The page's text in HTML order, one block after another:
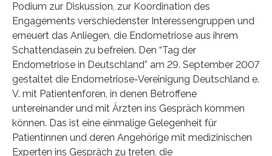
Podium zur Diskussion, zur Koordination des
Engagements verschiedenster Interessengruppen und
erneuert das Anliegen, die Endometriose aus ihrem
Schattendasein zu befreien. Den “Tag der
Endometriose in Deutschland” am 29. September 2007
gestaltet die Endometriose-Vereinigung Deutschland e.
V. mit Patientenforen, in denen Betroffene
untereinander und mit Ärzten ins Gespräch kommen
können. Das ist eine einmalige Gelegenheit für
Patientinnen und deren Angehörige mit medizinischen
Experten ins Gespräch zu treten, die